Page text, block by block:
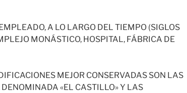
A LO LARGO DEL TIEMPO (SIGLOS
MONÁSTICO, HOSPITAL, FÁBRICA DE
MEJOR CONSERVADAS SON LAS
«EL CASTILLO» Y LAS